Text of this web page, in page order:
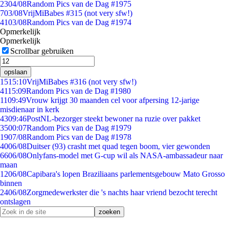
2304/08Random Pics van de Dag #1975
703/08VrijMiBabes #315 (not very sfw!)
4103/08Random Pics van de Dag #1974
Opmerkelijk
Opmerkelijk
Scrollbar gebruiken
opslaan
1515:10VrijMiBabes #316 (not very sfw!)
4115:09Random Pics van de Dag #1980
1109:49Vrouw krijgt 30 maanden cel voor afpersing 12-jarige
misdienaar in kerk
4309:46PostNL-bezorger steekt bewoner na ruzie over pakket
3500:07Random Pics van de Dag #1979
1907/08Random Pics van de Dag #1978
4006/08Duitser (93) crasht met quad tegen boom, vier gewonden
6606/08Onlyfans-model met G-cup wil als NASA-ambassadeur naar
maan
1206/08Capibara's lopen Braziliaans parlementsgebouw Mato Grosso
binnen
2406/08Zorgmedewerkster die 's nachts haar vriend bezocht terecht
ontslagen